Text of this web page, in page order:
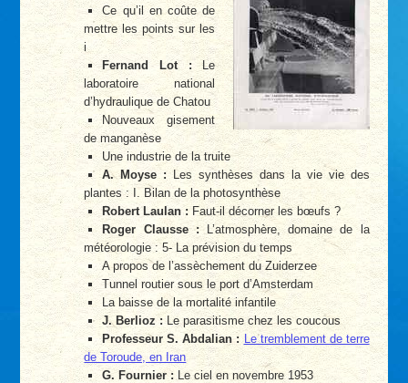
Ce qu’il en coûte de
mettre les points sur les
i
Fernand Lot : Le
laboratoire national
d’hydraulique de Chatou
Nouveaux gisement
de manganèse
Une industrie de la truite
A. Moyse : Les synthèses dans la vie vie des
plantes : I. Bilan de la photosynthèse
Robert Laulan : Faut-il décorner les bœufs ?
Roger Clausse :L’atmosphère, domaine de la
météorologie : 5- La prévision du temps
A propos de l’assèchement du Zuiderzee
Tunnel routier sous le port d’Amsterdam
La baisse de la mortalité infantile
J. Berlioz : Le parasitisme chez les coucous
Professeur S. Abdalian :
Le tremblement de terre
de Toroude, en Iran
G. Fournier : Le ciel en novembre 1953